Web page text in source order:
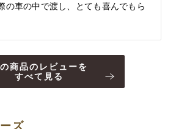
の車の中で渡し、とても喜んでもら
商品のレビューを
すべて見る
ズ